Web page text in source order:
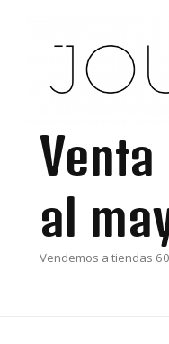
al
Vendemos a tiendas